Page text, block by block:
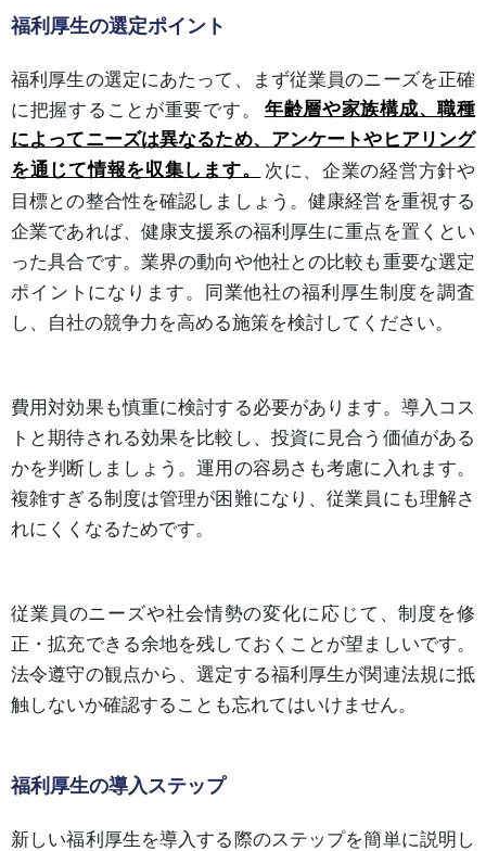
福利厚生の選定ポイント
福利厚生の選定にあたって、まず従業員のニーズを正確
に把握することが重要です。
年齢層や家族構成、職種
によってニーズは異なるため、アンケートやヒアリング
を通じて情報を収集します。
次に、企業の経営方針や
目標との整合性を確認しましょう。健康経営を重視する
企業であれば、健康支援系の福利厚生に重点を置くとい
った具合です。業界の動向や他社との比較も重要な選定
ポイントになります。同業他社の福利厚生制度を調査
し、自社の競争力を高める施策を検討してください。
費用対効果も慎重に検討する必要があります。導入コス
トと期待される効果を比較し、投資に見合う価値がある
かを判断しましょう。運用の容易さも考慮に入れます。
複雑すぎる制度は管理が困難になり、従業員にも理解さ
れにくくなるためです。
従業員のニーズや社会情勢の変化に応じて、制度を修
正・拡充できる余地を残しておくことが望ましいです。
法令遵守の観点から、選定する福利厚生が関連法規に抵
触しないか確認することも忘れてはいけません。
福利厚生の導入ステップ
新しい福利厚生を導入する際のステップを簡単に説明し